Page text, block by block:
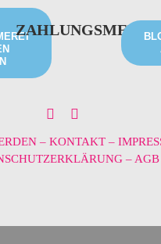
– KONTAKT–
– AGB